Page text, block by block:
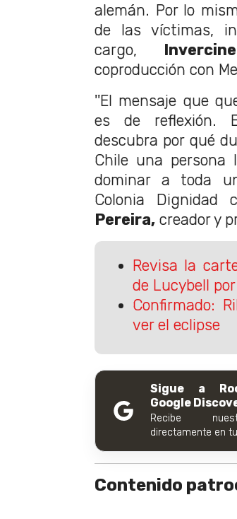
alemán. Por lo
de las víctimas,
cargo,
coproducción con
''El mensaje que
es de reflexión.
descubra por qué
Chile una persona
dominar a toda
Colonia Dignidad
Pereira, creador y
Revisa la
de Lucybell
Confirmado:
ver el eclipse
Sigue a
Google
Recibe
directamente en
Contenido